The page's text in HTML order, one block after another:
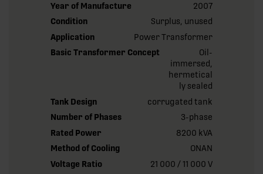
Year of Manufacture
2007
Condition
Surplus, unused
Application
Power Transformer
Basic Transformer Concept
Oil-
immersed,
hermetical
ly sealed
Tank Design
corrugated tank
Number of Phases
3-phase
Rated Power
8200 kVA
Method of Cooling
ONAN
Voltage Ratio
21 000 / 11 000 V